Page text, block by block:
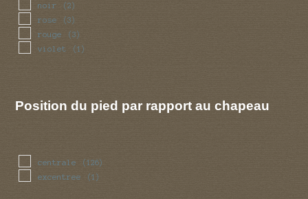
noir (2)
rose (3)
rouge (3)
violet (1)
Position du pied par rapport au chapeau
centrale (126)
excentree (1)